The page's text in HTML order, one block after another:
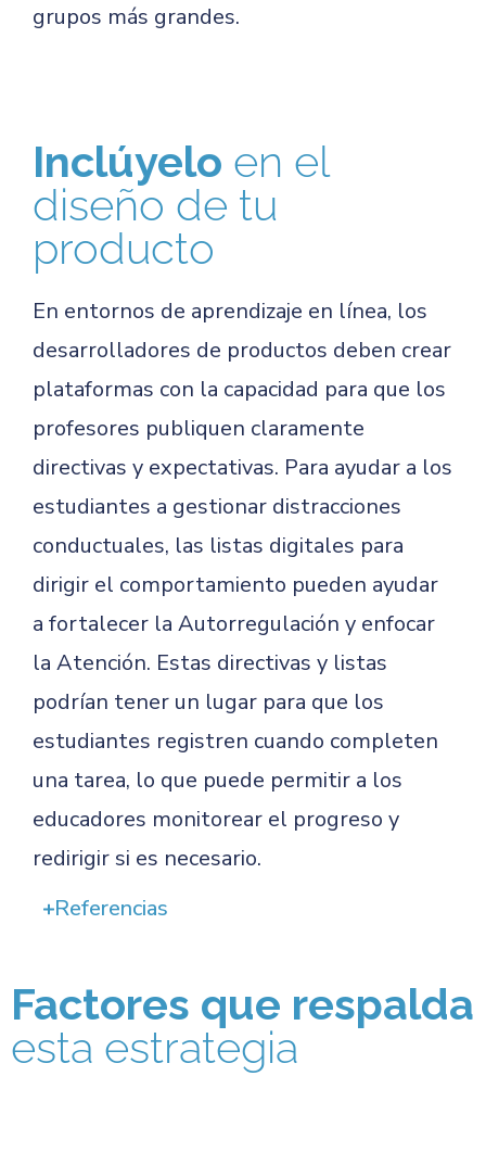
grupos más grandes.
Inclúyelo en el
diseño de tu
producto
En entornos de aprendizaje en línea, los
desarrolladores de productos deben crear
plataformas con la capacidad para que los
profesores publiquen claramente
directivas y expectativas. Para ayudar a los
estudiantes a gestionar distracciones
conductuales, las listas digitales para
dirigir el comportamiento pueden ayudar
a fortalecer la Autorregulación y enfocar
la Atención. Estas directivas y listas
podrían tener un lugar para que los
estudiantes registren cuando completen
una tarea, lo que puede permitir a los
educadores monitorear el progreso y
redirigir si es necesario.
Referencias
Factores que respalda
esta estrategia